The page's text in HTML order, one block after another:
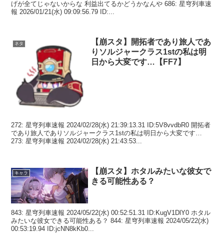
げが全てじゃないからな 利益出てるかどうかなんや 686: 星穹列車速
報 2026/01/21(水) 09:09:56.79 ID:...
ネタ
【崩スタ】開拓者であり旅人であ
りソルジャークラス1stの私は明
日から大変です…【FF7】
272: 星穹列車速報 2024/02/28(水) 21:39:13.31 ID:5V8vvdbR0 開拓者
であり旅人でありソルジャークラス1stの私は明日から大変です…
273: 星穹列車速報 2024/02/28(水) 21:43:53...
キャラ
【崩スタ】ホタルみたいな彼女で
きる可能性ある？
843: 星穹列車速報 2024/05/22(水) 00:52:51.31 ID:KugV1DlY0 ホタル
みたいな彼女できる可能性ある？ 844: 星穹列車速報 2024/05/22(水)
00:53:19.94 ID:jcNN8kKb0...